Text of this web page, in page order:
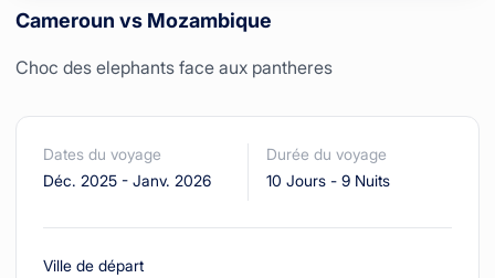
Cameroun vs Mozambique
Choc des elephants face aux pantheres
Dates du voyage
Déc. 2025 - Janv. 2026
Durée du voyage
10 Jours- 9 Nuits
Ville de départ